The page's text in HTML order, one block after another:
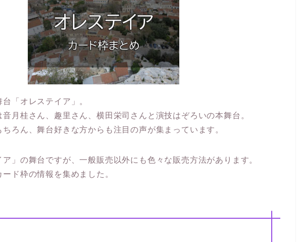
「オレステイア」。
月桂さん、趣里さん、横田栄司さんと演技はぞろいの本舞台。
ろん、舞台好きな方からも注目の声が集まっています。
」の舞台ですが、一般販売以外にも色々な販売方法があります。
ド枠の情報を集めました。